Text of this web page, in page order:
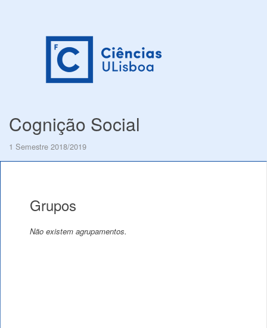
Cognição Social
1 Semestre 2018/2019
Grupos
Não existem agrupamentos.